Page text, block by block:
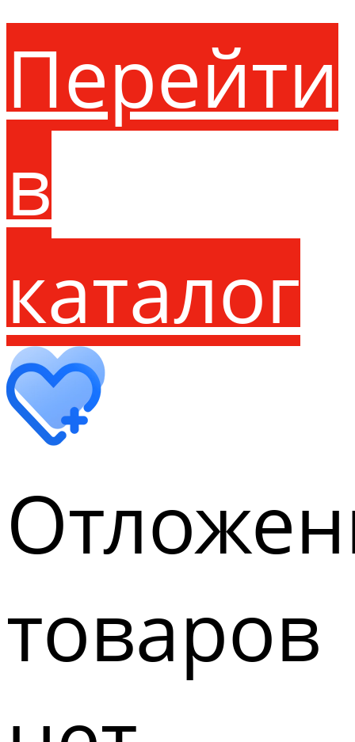
Перейти
в
каталог
товаров